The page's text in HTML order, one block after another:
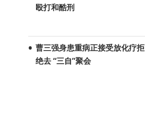
殴打和酷刑
曹三强身患重病正接受放化疗拒
绝去 “三自”聚会